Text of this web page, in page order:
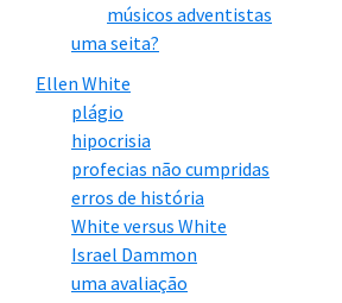
músicos adventistas
uma seita?
Ellen White
plágio
hipocrisia
profecias não cumpridas
erros de história
White versus White
Israel Dammon
uma avaliação